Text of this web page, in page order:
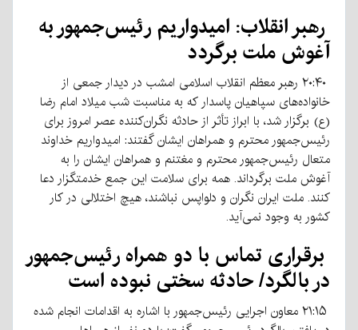
رهبر انقلاب: امیدواریم رئیس‌جمهور به
آغوش ملت برگردد
۲۰:۴۰ رهبر معظم انقلاب اسلامی امشب در دیدار جمعی از
خانواده‌های سپاهیان پاسدار که به مناسبت شب میلاد امام رضا
(ع) برگزار شد، با ابراز تأثر از حادثه نگران‌کننده عصر امروز برای
رئیس‌جمهور محترم و همراهان ایشان گفتند: امیدواریم خداوند
متعال رئیس‌جمهور محترم و مغتنم و همراهان ایشان را به
آغوش ملت برگرداند. همه برای سلامت این جمع خدمتگزار دعا
کنند. ملت ایران نگران و دلواپس نباشند، هیچ اختلالی در کار
کشور به وجود نمی‌آید.
برقراری تماس با دو همراه رئیس‌جمهور
در بالگرد/ حادثه سختی نبوده است
۲۱:۱۵ معاون اجرایی رئیس‌جمهور با اشاره به اقدامات انجام شده